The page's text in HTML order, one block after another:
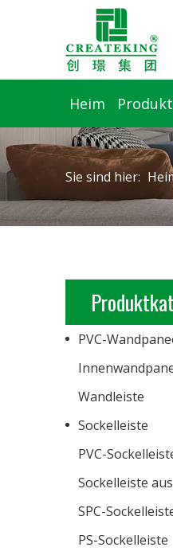
Heim
Sie sind hier:
Wandleiste
Sockelleiste
PVC-
SPC-
PS-Sockelleiste